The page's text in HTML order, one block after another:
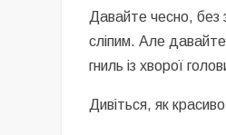
Давайте чесно, без
сліпим. Але давайте
гниль із хворої
Дивіться, як